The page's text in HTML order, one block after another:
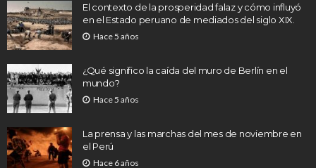
El contexto de la prosperidad falaz y cómo influyó
en el Estado peruano de mediados del siglo XIX.
Hace 5 años
¿Qué significo la caída del muro de Berlín en el
mundo?
Hace 5 años
La prensa y las marchas del mes de noviembre en
el Perú
Hace 6 años